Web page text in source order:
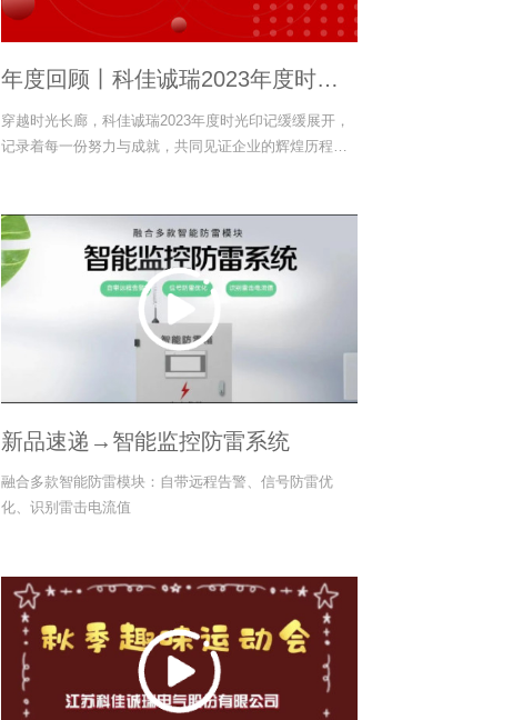
年度回顾丨科佳诚瑞2023年度时光
印记
穿越时光长廊，科佳诚瑞2023年度时光印记缓缓展开，
记录着每一份努力与成就，共同见证企业的辉煌历程与
新品速递→智能监控防雷系统
融合多款智能防雷模块：自带远程告警、信号防雷优
化、识别雷击电流值